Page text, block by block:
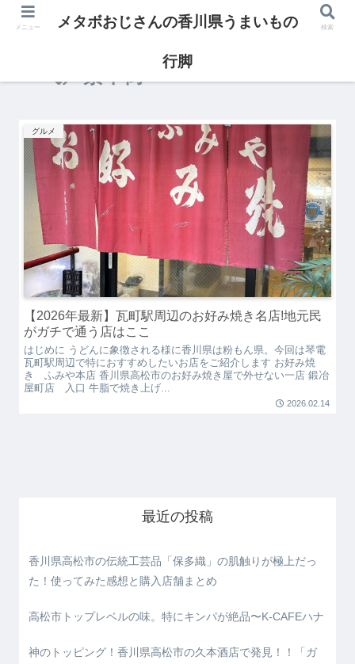
繁華街
グルメ
【2026年最新】瓦町駅周辺のお好み焼き名店!地元民
がガチで通う店はここ
はじめに うどんに象徴される様に香川県は粉もん県。今回は琴電
瓦町駅周辺で特におすすめしたいお店をご紹介します お好み焼
き ふみや本店 香川県高松市のお好み焼き屋で外せない一店 鍛冶
屋町店 入口 牛脂で焼き上げ...
2026.02.14
最近の投稿
香川県高松市の伝統工芸品「保多織」の肌触りが極上だっ
た！使ってみた感想と購入店舗まとめ
高松市トップレベルの味。特にキンパが絶品〜K-CAFEハナ
神のトッピング！香川県高松市の久本酒店で発見！！「ガ
メニュー メタボおじさんの香川県うまいもの
行脚
検索